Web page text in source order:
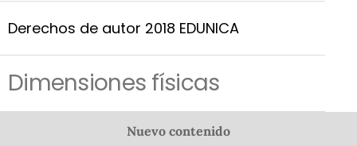
Derechos de autor 2018 EDUNICA
Dimensiones físicas
Nuevo contenido